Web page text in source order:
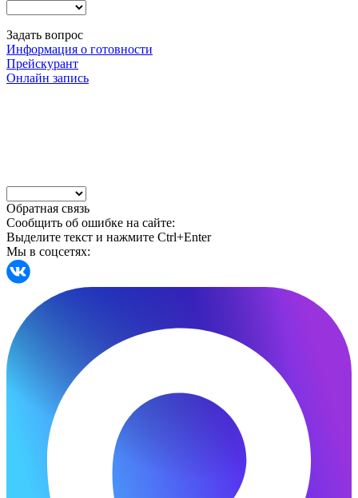
Задать вопрос
Информация о готовности
Прейскурант
Онлайн запись
Обратная связь
Сообщить об ошибке на сайте:
Выделите текст и нажмите Ctrl+Enter
Мы в соцсетях: